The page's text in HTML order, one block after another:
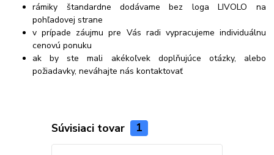
rámiky štandardne dodávame bez loga LIVOLO na
pohľadovej strane
v prípade záujmu pre Vás radi vypracujeme individuálnu
cenovú ponuku
ak by ste mali akékoľvek doplňujúce otázky, alebo
požiadavky, neváhajte nás kontaktovať
Súvisiaci tovar 1